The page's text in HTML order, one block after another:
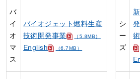
バ
イ
オ
マ
ス
バイオジェット燃料生産
技術開発事業
（5.8MB）
English （6.7MB）
シ
ー
ズ